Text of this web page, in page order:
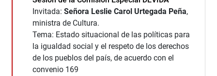
Invitada: Señora Leslie Carol Urtegada Peña,
ministra de Cultura.
Tema: Estado situacional de las políticas para
la igualdad social y el respeto de los derechos
de los pueblos del país, de acuerdo con el
convenio 169